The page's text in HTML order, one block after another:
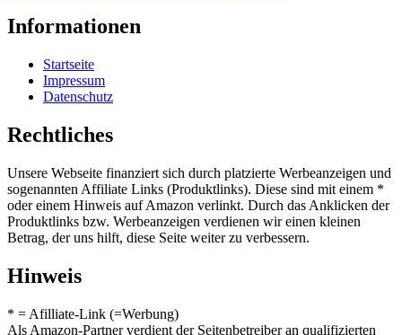
Informationen
Startseite
Impressum
Datenschutz
Rechtliches
Unsere Webseite finanziert sich durch platzierte Werbeanzeigen und
sogenannten Affiliate Links (Produktlinks). Diese sind mit einem *
oder einem Hinweis auf Amazon verlinkt. Durch das Anklicken der
Produktlinks bzw. Werbeanzeigen verdienen wir einen kleinen
Betrag, der uns hilft, diese Seite weiter zu verbessern.
Hinweis
* = Afilliate-Link (=Werbung)
Als Amazon-Partner verdient der Seitenbetreiber an qualifizierten